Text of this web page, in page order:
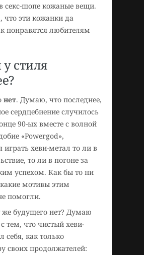
секс-шопе кожаные вещи.
что эти кожанки да
понравятся любителям
у стиля
нет. Думаю, что последнее,
сердцебиение случилось
90-ых вместе с волной
«Powergod»,
хеви-метал то ли в
то ли в погоне за
успехом. Как бы то ни
мотивы этим
помогли.
же будущего нет? Думаю
с тем, что чистый хеви-
себя, как только
своих продолжателей: